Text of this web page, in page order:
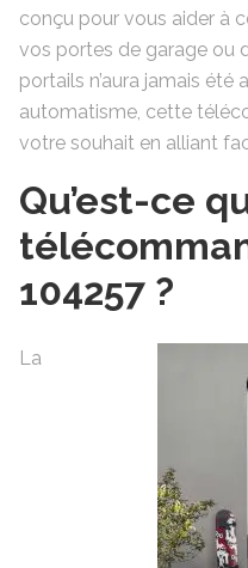
conçu pour vous aider à
vos portes de garage ou
portails n’aura jamais été
automatisme, cette
votre souhait en alliant
Qu’est-ce
104257 ?
La